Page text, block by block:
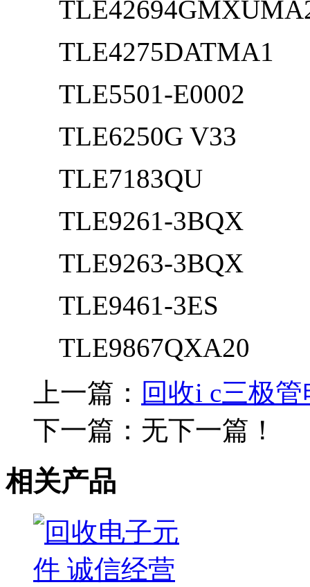
TLE4275DATMA1
TLE5501-E0002
TLE6250G V33
TLE7183QU
TLE9261-3BQX
TLE9263-3BQX
TLE9461-3ES
TLE9867QXA20
上一篇： 回收i c三极
下一篇：无下一篇！
相关产品